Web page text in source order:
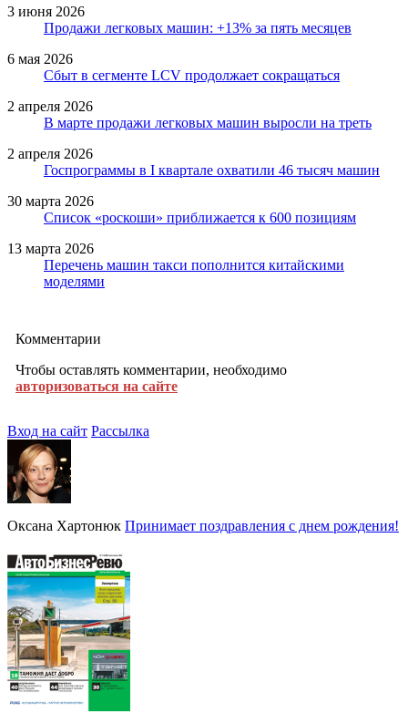
3 июня 2026
Продажи легковых машин: +13% за пять месяцев
6 мая 2026
Сбыт в сегменте LCV продолжает сокращаться
2 апреля 2026
В марте продажи легковых машин выросли на треть
2 апреля 2026
Госпрограммы в I квартале охватили 46 тысяч машин
30 марта 2026
Список «роскоши» приближается к 600 позициям
13 марта 2026
Перечень машин такси пополнится китайскими
моделями
Комментарии
Чтобы оставлять комментарии, необходимо
авторизоваться на сайте
Вход на сайт Рассылка
Оксана Хартонюк Принимает поздравления с днем рождения!